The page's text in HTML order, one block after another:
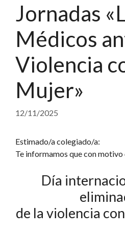
Jornadas
Médicos
Violencia
Mujer»
12/11/2025
Estimado/a colegiado/a:
Te informamos que con motivo
Día
de la violencia